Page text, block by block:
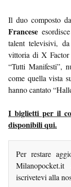
Il duo composto da
Francese
talent televisivi,
vittoria di X
“Tutti Manifesti”,
come quella vista
hanno cantato
I biglietti per il
disponibili qui.
Per restare
iscrivetevi alla